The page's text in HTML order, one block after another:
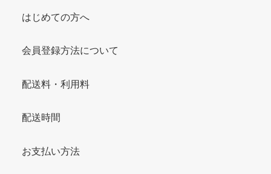
はじめての方へ
会員登録方法について
配送料・利用料
配送時間
お支払い方法